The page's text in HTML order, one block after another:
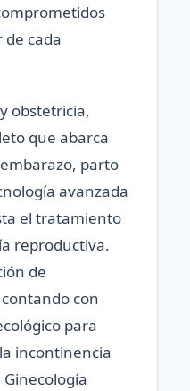
de cada
obstetricia,
que abarca
parto
avanzada
el tratamiento
reproductiva.
de
con
para
incontinencia